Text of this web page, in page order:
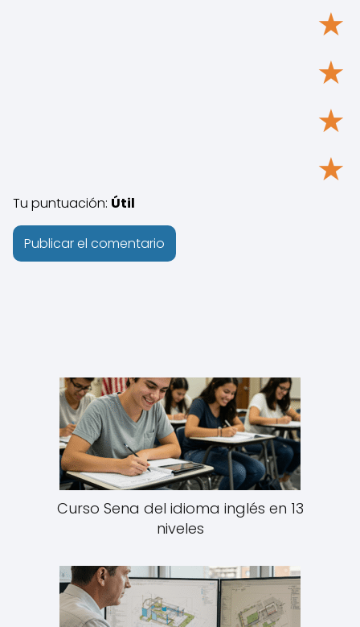
★
★
★
★
Tu puntuación: Útil
Curso Sena del idioma inglés en 13
niveles